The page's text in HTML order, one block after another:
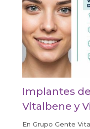
Implantes
Vitalbene y
En Grupo Gente